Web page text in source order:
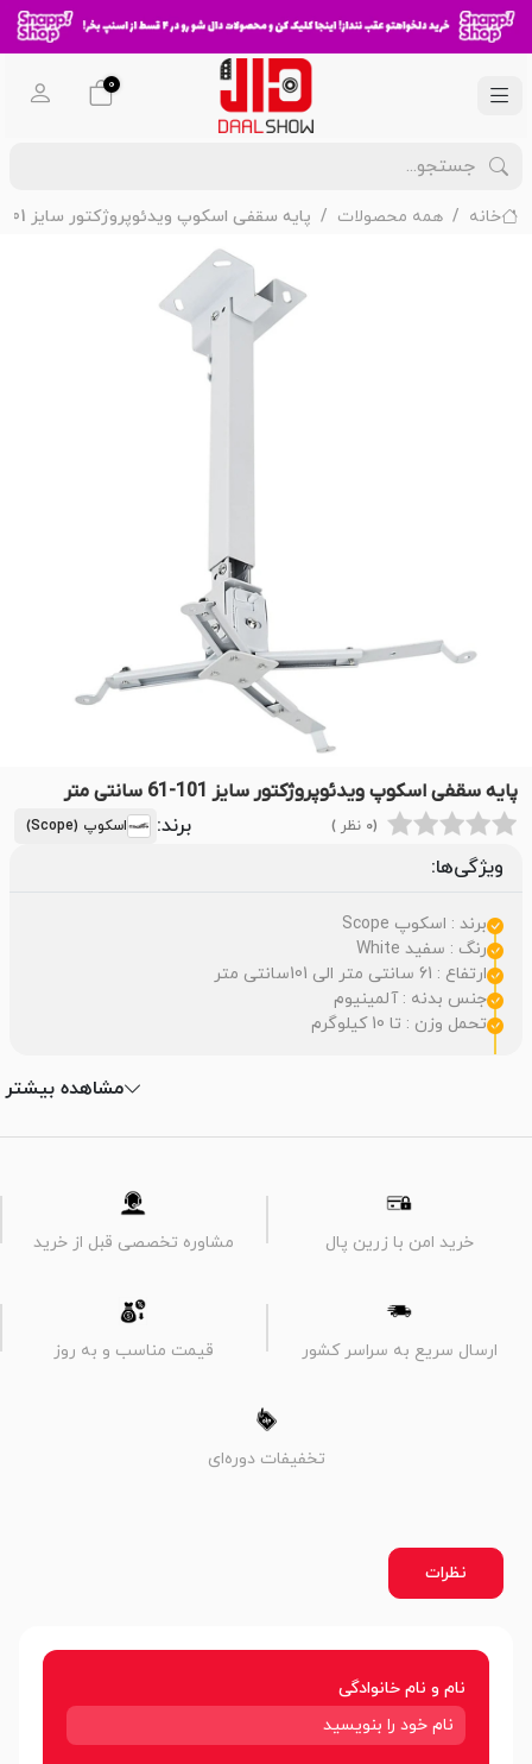
0
خانه همه محصولات پایه سقفی اسکوپ ویدئوپروژکتور سایز 101-61 سانتی متر
پایه سقفی اسکوپ ویدئوپروژکتور سایز 101-61 سانتی متر
(0 نظر ) برند: اسکوپ (Scope)
ویژگی‌ها:
برند : اسکوپ Scope
رنگ : سفید White
ارتفاع : 61 سانتی متر الی 101سانتی متر
جنس بدنه : آلمینیوم
تحمل وزن : تا 10 کیلوگرم
مشاهده بیشتر
خرید امن با زرین پال مشاوره تخصصی قبل از خرید
ارسال سریع به سراسر کشور قیمت مناسب و به روز
تخفیفات دوره‌ای
نظرات
نام و نام خانوادگی